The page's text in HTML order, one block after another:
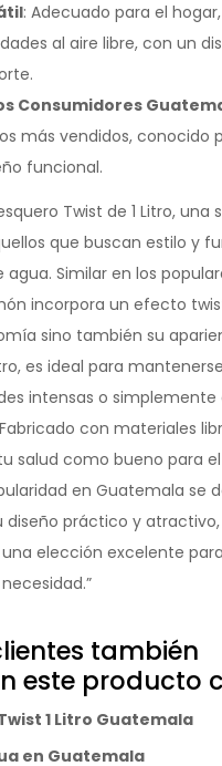
: Adecuado para el
al aire libre, con un
Consumidores
más vendidos, conocido
funcional.
Twist de 1 Litro, una
que buscan estilo y
Similar en los
incorpora un efecto
sino también su
es ideal para
intensas o simplemente
con materiales
salud como bueno para
en Guatemala se
diseño práctico y
elección excelente
también
este producto
1 Litro Guatemala
en Guatemala